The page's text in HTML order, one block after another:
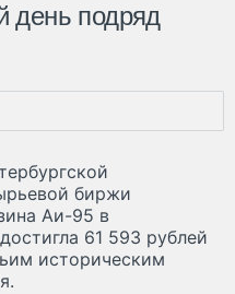
день подряд
биржи
Аи-95 в
61 593 рублей
историческим